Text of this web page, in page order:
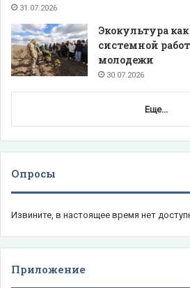
31.07.2026
Экокультура
системной
молодежи
30.07.2026
Еще...
Опросы
Извините, в настоящее время нет
Приложение